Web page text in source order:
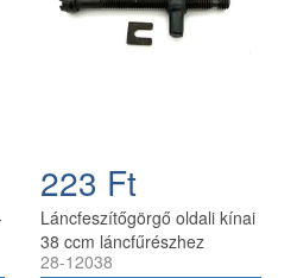
223 Ft
Láncfeszítőgörgő oldali kínai
38 ccm láncfűrészhez
HECHT típushoz
28-12038